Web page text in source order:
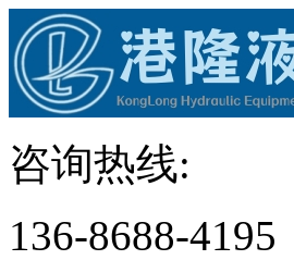
咨询热线:
136-8688-4195